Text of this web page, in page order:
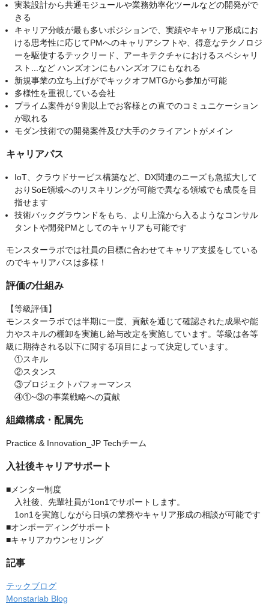
実装設計から共通モジュールや業務効率化ツールなどの開発がで
きる
キャリア分岐が最も多いポジションで、実績やキャリア形成にお
ける思考性に応じてPMへのキャリアシフトや、得意なテクノロジ
ーを駆使するテックリード、アーキテクチャにおけるスペシャリ
スト...など ハンズオンにもハンズオフにもなれる
新規事業の立ち上げがでキックオフMTGから参加が可能
多様性を重視している会社
プライム案件が９割以上でお客様との直でのコミュニケーション
が取れる
モダン技術での開発案件及び大手のクライアントがメイン
キャリアパス
IoT、クラウドサービス構築など、DX関連のニーズも急拡大して
おりSoE領域へのリスキリングが可能で異なる領域でも成長を目
指せます
技術バックグラウンドをもち、より上流から入るようなコンサル
タントや開発PMとしてのキャリアも可能です
モンスターラボでは社員の目標に合わせてキャリア支援をしている
のでキャリアパスは多様！
評価の仕組み
【等級評価】
モンスターラボでは半期に一度、貢献を通じて確認された成果や能
力やスキルの棚卸を実施し給与改定を実施しています。等級は各等
級に期待される以下に関する項目によって決定しています。
①スキル
②スタンス
③プロジェクトパフォーマンス
④①~③の事業戦略への貢献
組織構成・配属先
Practice & Innovation_JP Techチーム
入社後キャリアサポート
■メンター制度
入社後、先輩社員が1on1でサポートします。
1on1を実施しながら日頃の業務やキャリア形成の相談が可能です
■オンボーディングサポート
■キャリアカウンセリング
記事
テックブログ
Monstarlab Blog